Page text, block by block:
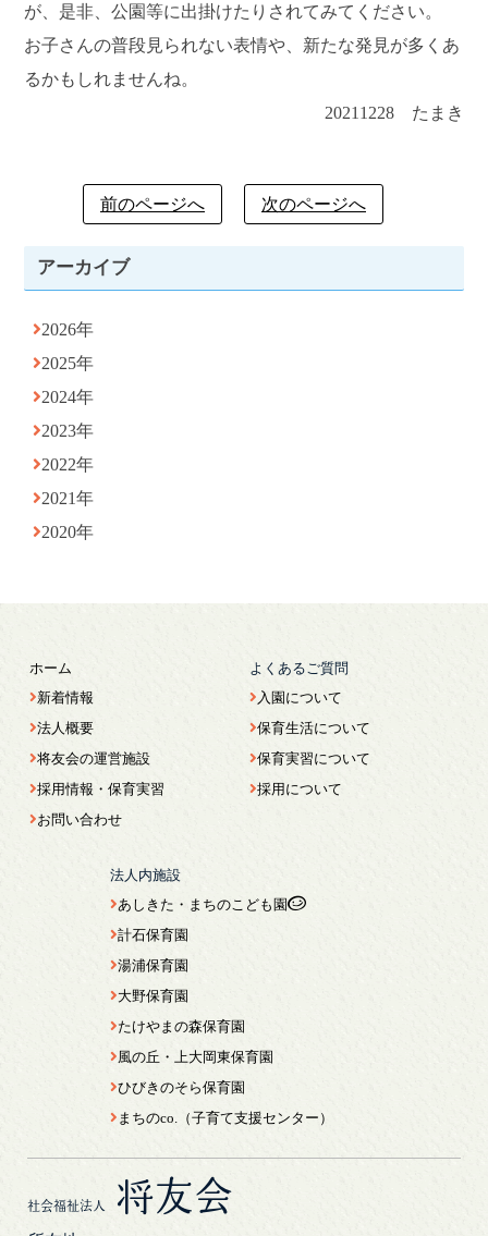
アーカイブ
2026年
2025年
2024年
2023年
2022年
2021年
2020年
が、是非、公園等に出掛けたりされてみてください。
お子さんの普段見られない表情や、新たな発見が多くあ
るかもしれませんね。
20211228 たまき
前のページへ 次のページへ
社会福祉法人 将友会
ホーム
新着情報
法人概要
将友会の運営施設
採用情報・保育実習
お問い合わせ
よくあるご質問
入園について
保育生活について
保育実習について
採用について
法人内施設
あしきた・まちのこども園
計石保育園
湯浦保育園
大野保育園
たけやまの森保育園
風の丘・上大岡東保育園
ひびきのそら保育園
まちのco.（子育て支援センター）